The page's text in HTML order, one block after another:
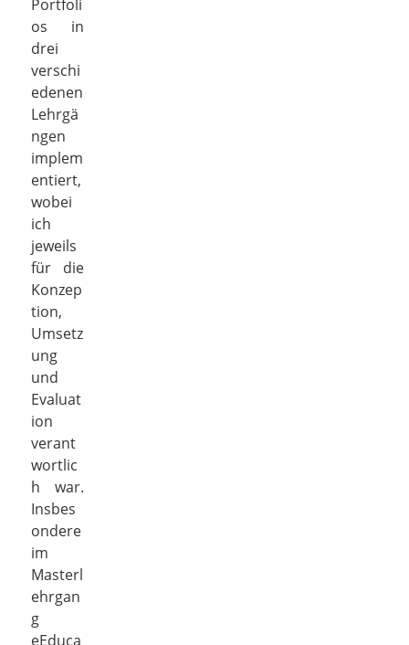
Portfoli
os in
drei
verschi
edenen
Lehrgä
ngen
implem
entiert,
wobei
ich
jeweils
für die
Konzep
tion,
Umsetz
ung
und
Evaluat
ion
verant
wortlic
h war.
Insbes
ondere
im
Masterl
ehrgan
g
eEduca